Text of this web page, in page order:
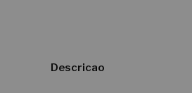
Descricao